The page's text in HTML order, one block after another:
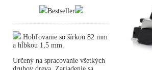
Bestseller
Hobľovanie so šírkou 82 mm
a hĺbkou 1,5 mm.
Určený na spracovanie všetkých